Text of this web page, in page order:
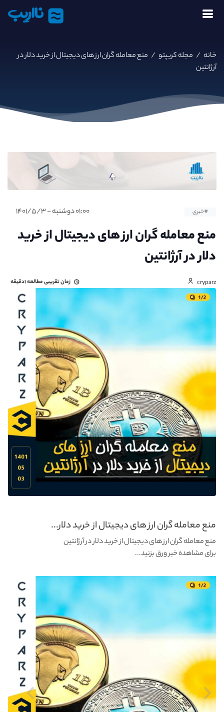
نااریب
خانه / مجله کریپتو / منع معامله گران ارز های دیجیتال از خرید دلار در
آرژانتین
#خبری ۰۱:۰۰ دوشنبه - ۱۴۰۱/۵/۳
منع معامله گران ارز های دیجیتال از خرید
دلار در آرژانتین
cryparz زمان تقریبی مطالعه۱دقیقه
منع معامله گران ارز های دیجیتال از خرید دلار...
منع معامله گران ارز های دیجیتال از خرید دلار در آرژانتین
برای مشاهده خبر ورق بزنید...